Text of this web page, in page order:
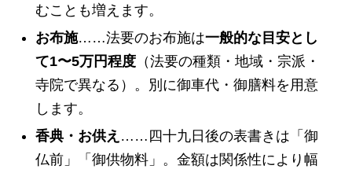
むことも増えます。
お布施……法要のお布施は一般的な目安とし
て1〜5万円程度 （法要の種類・地域・宗派・
寺院で異なる）。別に御車代・御膳料を用意
します。
香典・お供え ……四十九日後の表書きは「御
仏前」「御供物料」。金額は関係性により幅